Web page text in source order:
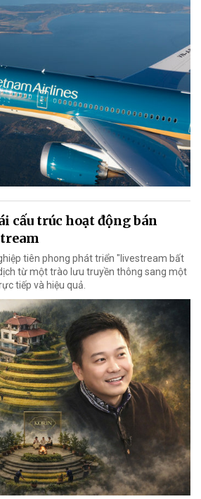
cấu trúc hoạt động bán
tiên phong phát triển "livestream bất
từ một trào lưu truyền thông sang một
tiếp và hiệu quả.